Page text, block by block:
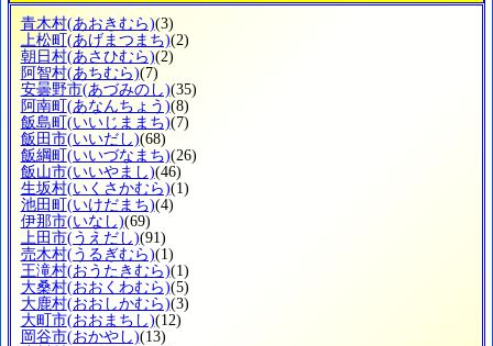
青木村(あおきむら)(3)
上松町(あげまつまち)(2)
朝日村(あさひむら)(2)
阿智村(あちむら)(7)
安曇野市(あづみのし)(35)
阿南町(あなんちょう)(8)
飯島町(いいじままち)(7)
飯田市(いいだし)(68)
飯綱町(いいづなまち)(26)
飯山市(いいやまし)(46)
生坂村(いくさかむら)(1)
池田町(いけだまち)(4)
伊那市(いなし)(69)
上田市(うえだし)(91)
売木村(うるぎむら)(1)
王滝村(おうたきむら)(1)
大桑村(おおくわむら)(5)
大鹿村(おおしかむら)(3)
大町市(おおまちし)(12)
岡谷市(おかやし)(13)